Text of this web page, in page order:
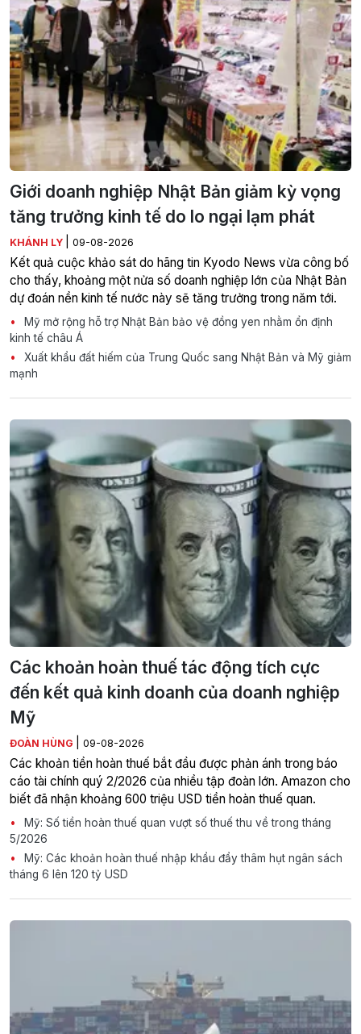
Giới doanh nghiệp Nhật Bản giảm kỳ vọng
tăng trưởng kinh tế do lo ngại lạm phát
KHÁNH LY 09-08-2026
Kết quả cuộc khảo sát do hãng tin Kyodo News vừa công bố
cho thấy, khoảng một nửa số doanh nghiệp lớn của Nhật Bản
dự đoán nền kinh tế nước này sẽ tăng trưởng trong năm tới.
Mỹ mở rộng hỗ trợ Nhật Bản bảo vệ đồng yen nhằm ổn định
kinh tế châu Á
Xuất khẩu đất hiếm của Trung Quốc sang Nhật Bản và Mỹ giảm
mạnh
Các khoản hoàn thuế tác động tích cực
đến kết quả kinh doanh của doanh nghiệp
Mỹ
ĐOÀN HÙNG 09-08-2026
Các khoản tiền hoàn thuế bắt đầu được phản ánh trong báo
cáo tài chính quý 2/2026 của nhiều tập đoàn lớn. Amazon cho
biết đã nhận khoảng 600 triệu USD tiền hoàn thuế quan.
Mỹ: Số tiền hoàn thuế quan vượt số thuế thu về trong tháng
5/2026
Mỹ: Các khoản hoàn thuế nhập khẩu đẩy thâm hụt ngân sách
tháng 6 lên 120 tỷ USD